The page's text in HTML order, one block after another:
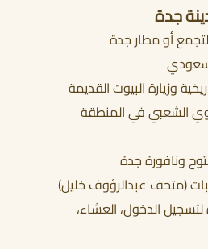
جدة
أو مطار جدة
وزيارة البيوت القديمة
الشعبي في المنطقة
ونافورة جدة
(متحف عبدالرؤوف خليل)
الدخول، العشاء،